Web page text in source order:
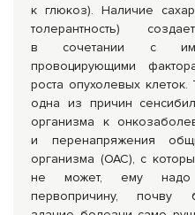
к глюкоз). Наличие
толерантность)
в сочетании с
провоцирующими
роста опухолевых
одна из причин
организма к
и перенапряжения
организма (ОАС), с
не может, ему надо
первопричину, почву